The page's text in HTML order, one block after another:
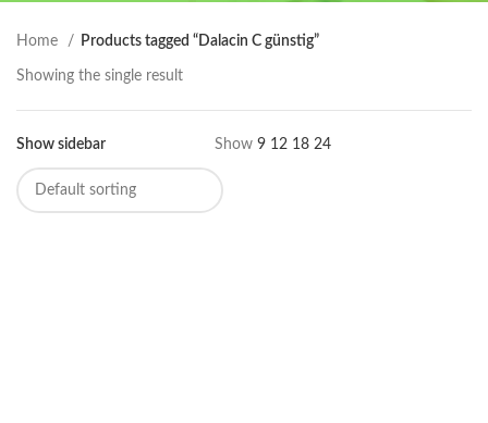
Home Products tagged “Dalacin C günstig”
Showing the single result
Show sidebar Show 9 12 18 24